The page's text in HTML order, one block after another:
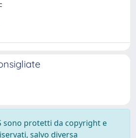
sono protetti da copyright e
salvo diversa